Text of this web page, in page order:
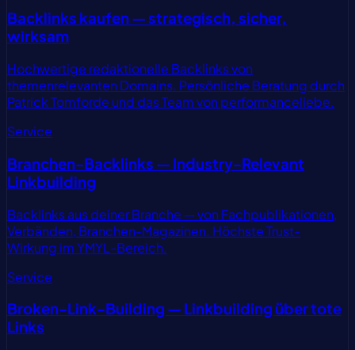
Backlinks kaufen — strategisch, sicher,
wirksam
Hochwertige redaktionelle Backlinks von
themenrelevanten Domains. Persönliche Beratung durch
Patrick Tomforde und das Team von performanceliebe.
Service
Branchen-Backlinks — Industry-Relevant
Linkbuilding
Backlinks aus deiner Branche — von Fachpublikationen,
Verbänden, Branchen-Magazinen. Höchste Trust-
Wirkung im YMYL-Bereich.
Service
Broken-Link-Building — Linkbuilding über tote
Links